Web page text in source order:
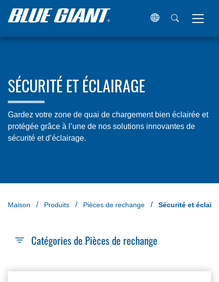
SÉCURITÉ ET ÉCLAIRAGE
Gardez votre zone de quai de chargement bien éclairée et
protégée grâce à l’une de nos solutions innovantes de
sécurité et d’éclairage.
Maison Produits Pièces de rechange Sécurité et
Catégories de Pièces de rechange